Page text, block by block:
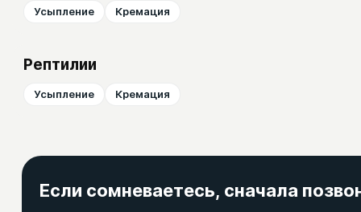
Усыпление Кремация
Рептилии
Усыпление Кремация
Если сомневаетесь, сначала